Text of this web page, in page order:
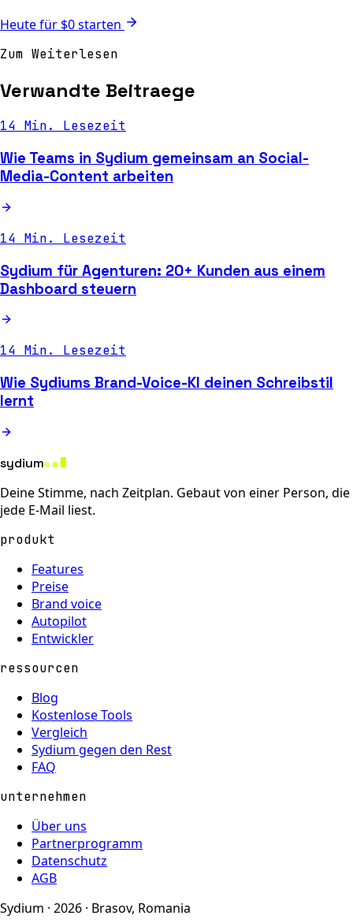
Heute für $0 starten
Zum Weiterlesen
Verwandte Beitraege
14 Min. Lesezeit
Wie Teams in Sydium gemeinsam an Social-
Media-Content arbeiten
14 Min. Lesezeit
Sydium für Agenturen: 20+ Kunden aus einem
Dashboard steuern
14 Min. Lesezeit
Wie Sydiums Brand-Voice-KI deinen Schreibstil
lernt
sydium
Deine Stimme, nach Zeitplan. Gebaut von einer Person, die
jede E-Mail liest.
produkt
Features
Preise
Brand voice
Autopilot
Entwickler
ressourcen
Blog
Kostenlose Tools
Vergleich
Sydium gegen den Rest
FAQ
unternehmen
Über uns
Partnerprogramm
Datenschutz
AGB
Sydium · 2026 · Brasov, Romania